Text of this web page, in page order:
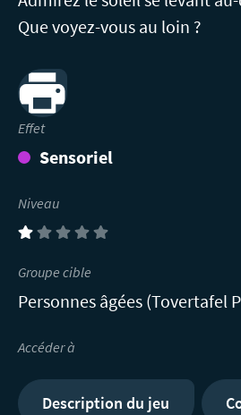
Que voyez-vous au loin ?
Print
Effet
Sensoriel
Niveau
(1)
Groupe cible
Personnes âgées (Tovertafel
Accéder à
Description du jeu